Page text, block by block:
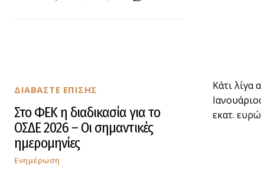
ΔΙΑΒΑΣΤΕ ΕΠΙΣΗΣ
Στο ΦΕΚ η διαδικασία για το
ΟΣΔΕ 2026 – Οι σημαντικές
ημερομηνίες
Ενημέρωση
Κάτι λίγα
εκατ.